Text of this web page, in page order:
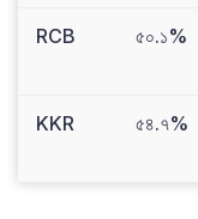
RCB ৫০.১%
KKR ৫৪.৭%